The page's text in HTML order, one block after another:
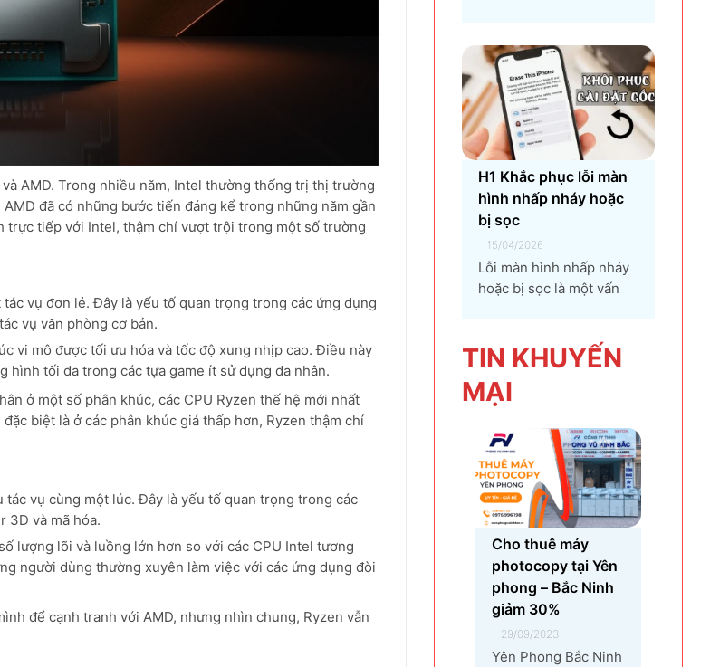
AMD. Trong nhiều năm, Intel thường thống trị thị trường
đã có những bước tiến đáng kể trong những năm gần
trực tiếp với Intel, thậm chí vượt trội trong một số trường
vụ đơn lẻ. Đây là yếu tố quan trọng trong các ứng dụng
vụ văn phòng cơ bản.
vi mô được tối ưu hóa và tốc độ xung nhịp cao. Điều này
tối đa trong các tựa game ít sử dụng đa nhân.
ở một số phân khúc, các CPU Ryzen thế hệ mới nhất
biệt là ở các phân khúc giá thấp hơn, Ryzen thậm chí
vụ cùng một lúc. Đây là yếu tố quan trọng trong các
3D và mã hóa.
lượng lõi và luồng lớn hơn so với các CPU Intel tương
người dùng thường xuyên làm việc với các ứng dụng đòi
để cạnh tranh với AMD, nhưng nhìn chung, Ryzen vẫn
thủ, nhà thiết kế đồ họa,
đến người dùng văn
phòng. CPU quá nhiệt
không chỉ làm giảm hiệu
suất máy tính, gây ra...
H1 Khắc phục lỗi màn
hình nhấp nháy hoặc
bị sọc
15/04/2026
Lỗi màn hình nhấp nháy
hoặc bị sọc là một vấn
thoại có thể gặp phải.
Tình trạng này không chỉ
gây khó chịu mà còn ảnh
sử dụng và hiệu suất làm
việc. Nguyên nhân...
TIN KHUYẾN
MẠI
Cho thuê máy
photocopy tại Yên
phong – Bắc Ninh
giảm 30%
29/09/2023
Yên Phong Bắc Ninh